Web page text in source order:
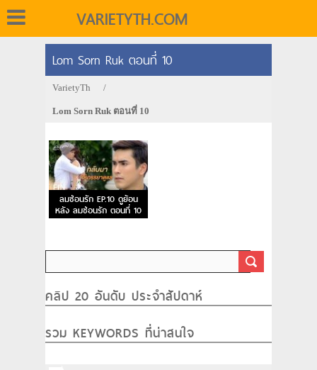
VARIETYTH.COM
Lom Sorn Ruk ตอนที่ 10
VarietyTh /
Lom Sorn Ruk ตอนที่ 10
ลมซ่อนรัก EP.10 ดูย้อน
หลัง ลมซ่อนรัก ตอนที่ 10
คลิป 20 อันดับ ประจำสัปดาห์
รวม KEYWORDS ที่น่าสนใจ